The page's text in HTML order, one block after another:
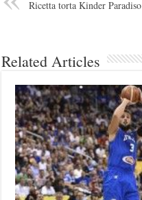
Ricetta torta Kinder Paradiso
Related Articles